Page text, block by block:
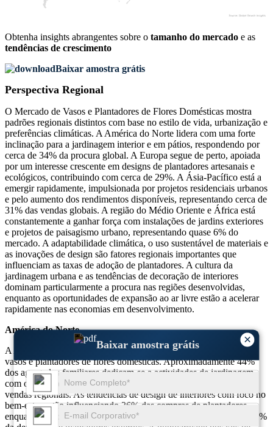
×
Baixar amostra grátis
Obtenha insights abrangentes sobre o tamanho do mercado e as
tendências de crescimento
Baixar amostra grátis
Perspectiva Regional
O Mercado de Vasos e Plantadores de Flores Domésticas mostra
padrões regionais distintos com base no estilo de vida, urbanização e
preferências climáticas. A América do Norte lidera com uma forte
inclinação para a jardinagem interior e em pátios, respondendo por
cerca de 34% da procura global. A Europa segue de perto, apoiada
por um interesse crescente em designs de plantadores artesanais e
ecológicos, contribuindo com cerca de 29%. A Ásia-Pacífico está a
emergir rapidamente, impulsionada por projetos residenciais urbanos
e pelo aumento dos rendimentos disponíveis, representando cerca de
31% das vendas globais. A região do Médio Oriente e África está
constantemente a ganhar força com instalações de jardins exteriores
e projetos de paisagismo urbano, representando quase 6% do
mercado. A adaptabilidade climática, o uso sustentável de materiais e
as inovações de design são fatores regionais importantes que
influenciam as taxas de adoção de plantadores. A cultura da
jardinagem urbana e as tendências de decoração de interiores
dominam particularmente a procura nas regiões desenvolvidas,
enquanto as oportunidades de expansão ao ar livre estão a acelerar
rapidamente nas economias em desenvolvimento.
América do Norte
A América do Norte detém cerca de 34% do mercado global de
vasos e plantadores de flores domésticas. Aproximadamente 44%
dos agregados familiares dedicam-se a actividades de jardinagem,
com os plantadores de interior contribuindo para 38% do total das
vendas regionais. As tendências de design de interiores com foco no
bem-estar estão influenciando 36% das compras de plantadores,
enquanto as configurações de pátios e varandas geram cerca de 31%